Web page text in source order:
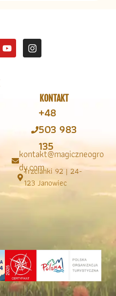
KONTAKT
+48
503 983
135
kontakt@magiczneogro
dy.com
Trzcianki 92 | 24-
123 Janowiec